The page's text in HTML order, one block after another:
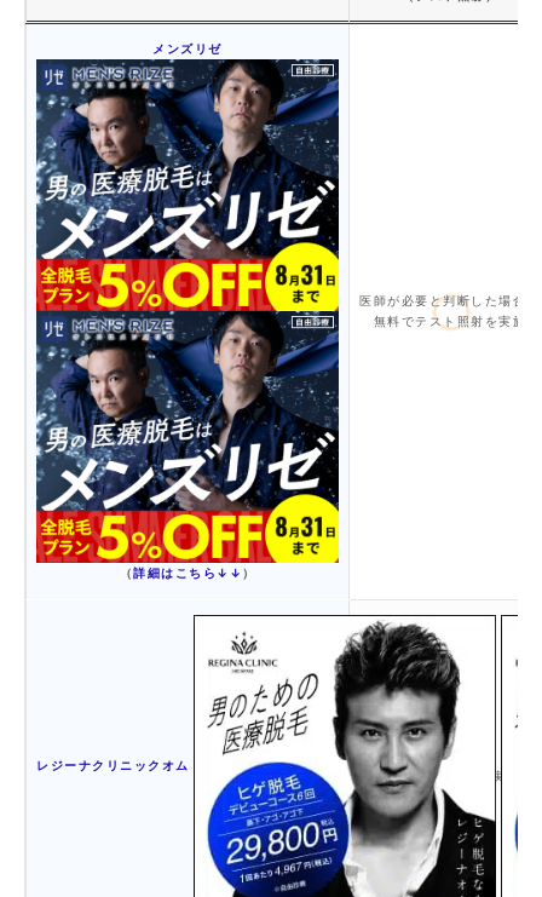
メンズリゼ
（詳細はこちら↓↓ ）
医師が必要と判断した場合は
無料でテスト照射を実施
レジーナクリニックオム
あり
（希望者には無料で実施）